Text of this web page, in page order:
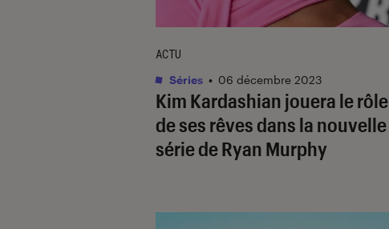
Kim Kardashian jouera le rôle
de ses rêves dans la nouvelle
série de Ryan Murphy
ACTU
Séries • 06 décembre 2023